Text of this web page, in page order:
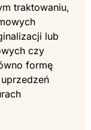
traktowaniu,
lub
czy
formę